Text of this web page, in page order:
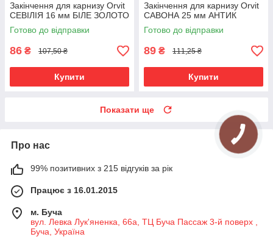
Закінчення для карнизу Orvit
СЕВІЛІЯ 16 мм БІЛЕ ЗОЛОТО
Готово до відправки
86 ₴ 107,50 ₴
Купити
Закінчення для карнизу Orvit
САВОНА 25 мм АНТИК
Готово до відправки
89 ₴ 111,25 ₴
Купити
Показати ще
Про нас
99% позитивних з 215 відгуків за рік
Працює з 16.01.2015
м. Буча
вул. Левка Лук'яненка, 66а, ТЦ Буча Пассаж 3-й поверх ,
Буча, Україна